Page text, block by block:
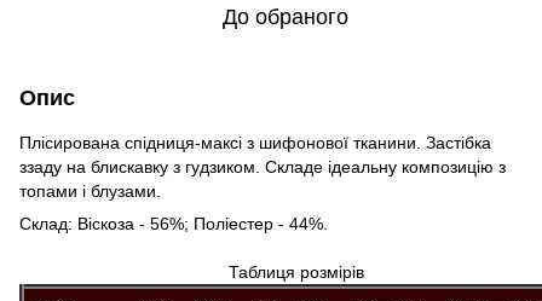
До обраного
Опис
Плісирована спідниця-максі з шифонової тканини. Застібка
ззаду на блискавку з гудзиком. Складе ідеальну композицію з
топами і блузами.
Склад: Віскоза - 56%; Поліестер - 44%.
Таблиця розмірів